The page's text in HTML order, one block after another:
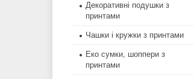
Декоративні подушки з
принтами
Чашки і кружки з принтами
Еко сумки, шоппери з
принтами